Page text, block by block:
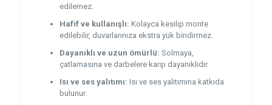
edilemez.
Hafif ve kullanışlı: Kolayca kesilip monte
edilebilir, duvarlarınıza ekstra yük bindirmez.
Dayanıklı ve uzun ömürlü: Solmaya,
çatlamasına ve darbelere karşı dayanıklıdır.
Isı ve ses yalıtımı: Isı ve ses yalıtımına katkıda
bulunur.